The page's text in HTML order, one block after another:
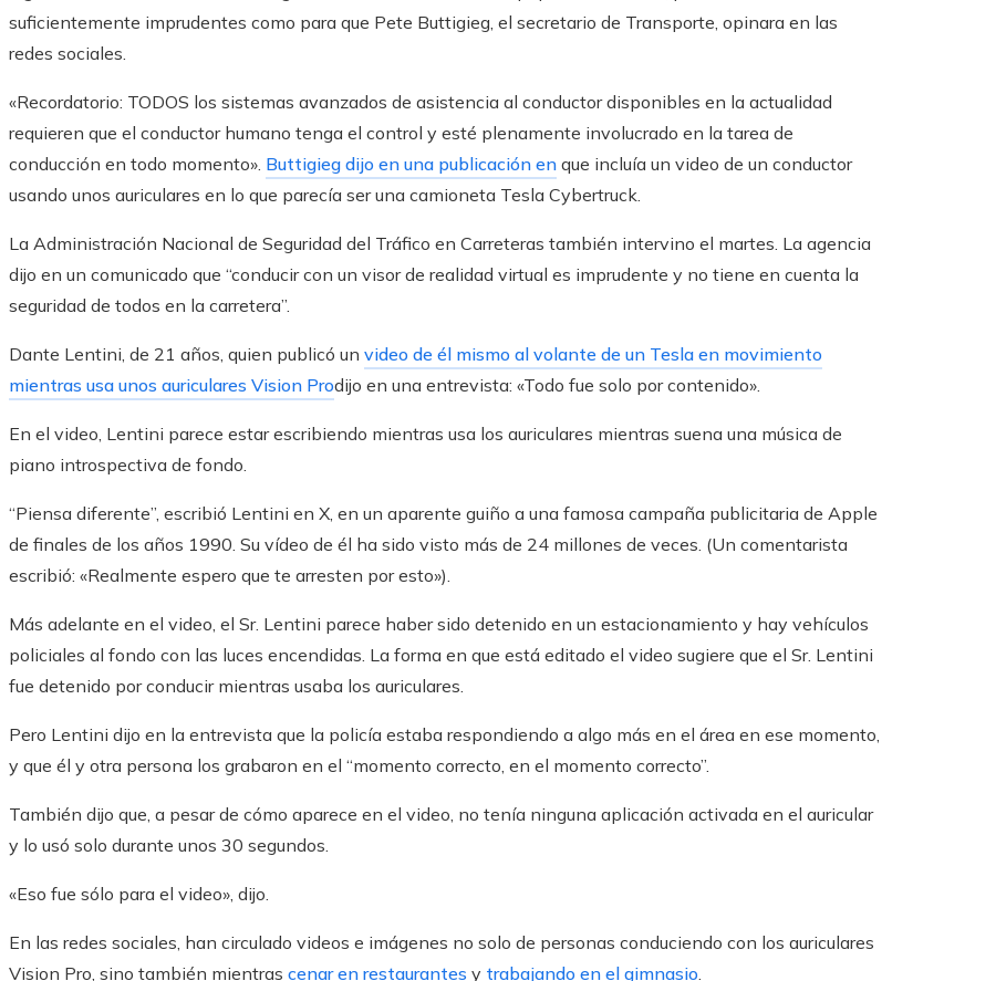
suficientemente imprudentes como para que Pete Buttigieg, el secretario de Transporte, opinara en las
redes sociales.
«Recordatorio: TODOS los sistemas avanzados de asistencia al conductor disponibles en la actualidad
requieren que el conductor humano tenga el control y esté plenamente involucrado en la tarea de
conducción en todo momento». Buttigieg dijo en una publicación en que incluía un video de un conductor
usando unos auriculares en lo que parecía ser una camioneta Tesla Cybertruck.
La Administración Nacional de Seguridad del Tráfico en Carreteras también intervino el martes. La agencia
dijo en un comunicado que “conducir con un visor de realidad virtual es imprudente y no tiene en cuenta la
seguridad de todos en la carretera”.
Dante Lentini, de 21 años, quien publicó un video de él mismo al volante de un Tesla en movimiento
mientras usa unos auriculares Vision Prodijo en una entrevista: «Todo fue solo por contenido».
En el video, Lentini parece estar escribiendo mientras usa los auriculares mientras suena una música de
piano introspectiva de fondo.
“Piensa diferente”, escribió Lentini en X, en un aparente guiño a una famosa campaña publicitaria de Apple
de finales de los años 1990. Su vídeo de él ha sido visto más de 24 millones de veces. (Un comentarista
escribió: «Realmente espero que te arresten por esto»).
Más adelante en el video, el Sr. Lentini parece haber sido detenido en un estacionamiento y hay vehículos
policiales al fondo con las luces encendidas. La forma en que está editado el video sugiere que el Sr. Lentini
fue detenido por conducir mientras usaba los auriculares.
Pero Lentini dijo en la entrevista que la policía estaba respondiendo a algo más en el área en ese momento,
y que él y otra persona los grabaron en el “momento correcto, en el momento correcto”.
También dijo que, a pesar de cómo aparece en el video, no tenía ninguna aplicación activada en el auricular
y lo usó solo durante unos 30 segundos.
«Eso fue sólo para el video», dijo.
En las redes sociales, han circulado videos e imágenes no solo de personas conduciendo con los auriculares
Vision Pro, sino también mientras cenar en restaurantes y trabajando en el gimnasio.